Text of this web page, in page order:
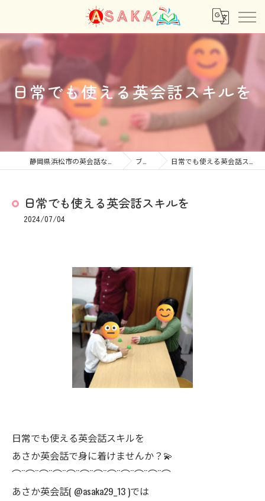
日常でも使える英会話スキルを
ブログ 日常でも使える英会話スキルを
日常でも使える英会話スキルを
2024/07/04
日常でも使える英会話スキルを
あさか英会話で身に着けませんか？💫
⌒¨⌒¨⌒¨⌒¨⌒¨⌒¨⌒¨⌒¨⌒¨⌒¨⌒¨⌒
あさか英会話( @asaka29_13 )では